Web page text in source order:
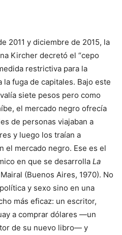
2011 y diciembre de 2015, la
Kircher decretó el “cepo
restrictiva para la
fuga de capitales. Bajo este
siete pesos pero como
el mercado negro ofrecía
de personas viajaban a
y luego los traían a
el mercado negro. Ese es el
en que se desarrolla La
(Buenos Aires, 1970). No
y sexo sino en una
más eficaz: un escritor,
a comprar dólares —un
de su nuevo libro— y